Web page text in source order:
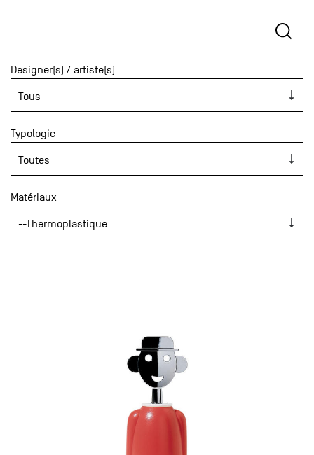
Designer(s) / artiste(s)
Typologie
Matériaux